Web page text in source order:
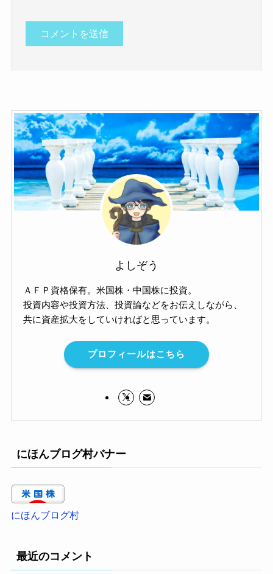
よしぞう
ＡＦＰ資格保有。米国株・中国株に投資。
投資内容や投資方法、投資論などをお伝えしながら、
共に資産拡大をしていければと思っています。
プロフィールはこちら
にほんブログ村バナー
にほんブログ村
最近のコメント